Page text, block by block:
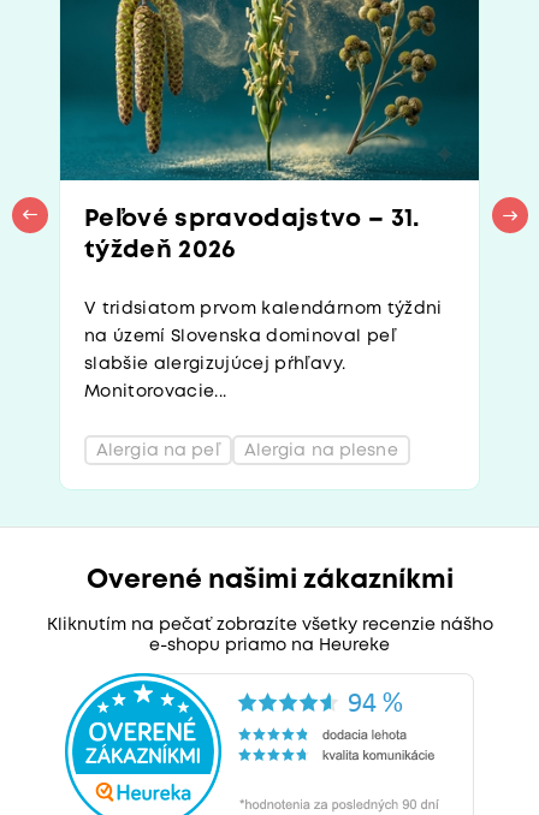
Peľové spravodajstvo – 31.
týždeň 2026
V tridsiatom prvom kalendárnom týždni
na území Slovenska dominoval peľ
slabšie alergizujúcej pŕhľavy.
Monitorovacie...
Alergia na peľ Alergia na plesne
Overené našimi zákazníkmi
Kliknutím na pečať zobrazíte všetky recenzie nášho
e-shopu priamo na Heureke